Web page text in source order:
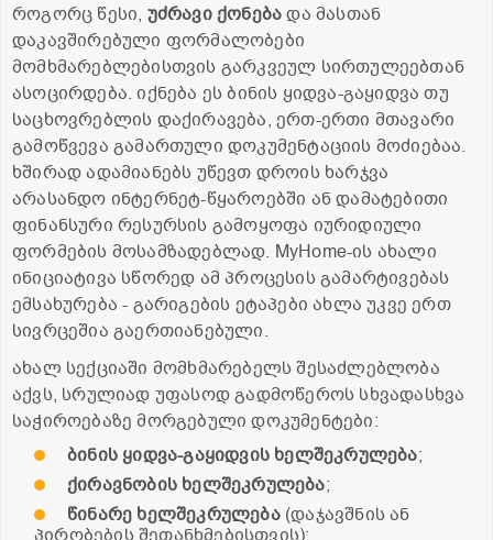
როგორც წესი, უძრავი ქონებადა მასთან
დაკავშირებული ფორმალობები
მომხმარებლებისთვის გარკვეულ სირთულეებთან
ასოცირდება. იქნება ეს ბინის ყიდვა-გაყიდვა თუ
საცხოვრებლის დაქირავება, ერთ-ერთი მთავარი
გამოწვევა გამართული დოკუმენტაციის მოძიებაა.
ხშირად ადამიანებს უწევთ დროის ხარჯვა
არასანდო ინტერნეტ-წყაროებში ან დამატებითი
ფინანსური რესურსის გამოყოფა იურიდიული
ფორმების მოსამზადებლად. MyHome-ის ახალი
ინიციატივა სწორედ ამ პროცესის გამარტივებას
ემსახურება - გარიგების ეტაპები ახლა უკვე ერთ
სივრცეშია გაერთიანებული.
ახალ სექციაში მომხმარებელს შესაძლებლობა
აქვს, სრულიად უფასოდ გადმოწეროს სხვადასხვა
საჭიროებაზე მორგებული დოკუმენტები:
ბინის ყიდვა-გაყიდვის ხელშეკრულება;
ქირავნობის ხელშეკრულება;
წინარე ხელშეკრულება(დაჯავშნის ან